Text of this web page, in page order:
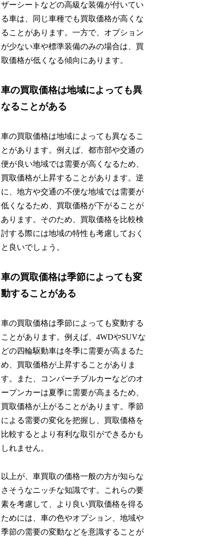
ザーシートなどの高級な装備が付いてい
る車は、同じ車種でも買取価格が高くな
ることがあります。一方で、オプション
が少ない車や標準装備のみの場合は、買
取価格が低くなる傾向にあります。
車の買取価格は地域によっても異
なることがある
車の買取価格は地域によっても異なるこ
とがあります。例えば、都市部や交通の
便が良い地域では需要が高くなるため、
買取価格が上昇することがあります。逆
に、地方や交通の不便な地域では需要が
低くなるため、買取価格が下がることが
あります。そのため、買取価格を比較検
討する際には地域の特性も考慮しておく
と良いでしょう。
車の買取価格は季節によっても変
動することがある
車の買取価格は季節によっても変動する
ことがあります。例えば、4WDやSUVな
どの四輪駆動車は冬季に需要が高まるた
め、買取価格が上昇することがありま
す。また、コンバーチブルカーなどのオ
ープンカーは夏季に需要が高まるため、
買取価格が上がることがあります。季節
による需要の変化を把握し、買取価格を
比較するとより有利な取引ができるかも
しれません。
以上が、車買取の価格一般の方が知らな
さそうなニッチな知識です。これらの要
素を考慮して、より良い買取価格を得る
ためには、車の色やオプション、地域や
季節の需要の変動などを意識することが